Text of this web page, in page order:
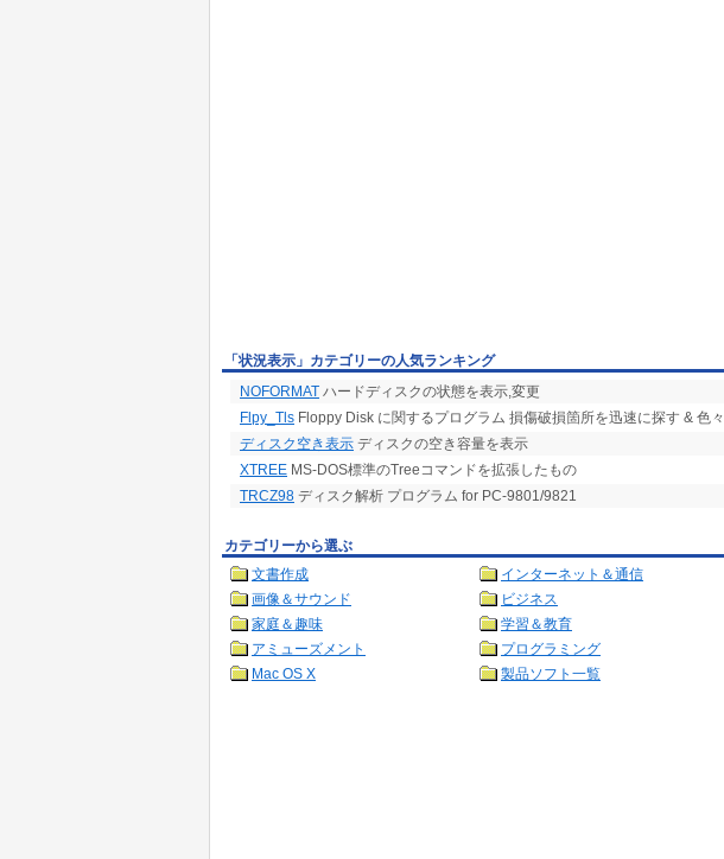
「状況表示」カテゴリーの人気ランキング
NOFORMAT ハードディスクの状態を表示,変更
Flpy_Tls Floppy Disk に関するプログラム 損傷破損箇所を迅速に探す & 色々
ディスク空き表示 ディスクの空き容量を表示
XTREE MS-DOS標準のTreeコマンドを拡張したもの
TRCZ98 ディスク解析 プログラム for PC-9801/9821
カテゴリーから選ぶ
文書作成
インターネット＆通信
画像＆サウンド
ビジネス
家庭＆趣味
学習＆教育
アミューズメント
プログラミング
Mac OS X
製品ソフト一覧